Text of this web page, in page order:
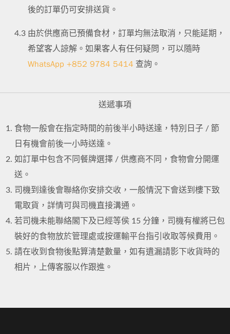
後的訂單仍可安排送貨。
4.3 由於供應商已預備食材，訂單均無法取消，只能延期，
希望客人諒解。如果客人有任何疑問，可以隨時
WhatsApp +852 9784 5414 查詢。
送遞事項
食物一般會在指定時間的前後半小時送達，特別日子 / 節
日有機會前後一小時送達。
如訂單中包含不同餐牌選擇 / 供應商不同，食物會分開運
送。
司機到達後會聯絡你安排交收，一般情況下會送到樓下致
電取貨，詳情可與司機直接溝通。
若司機未能聯絡閣下及已經等侯 15 分鐘，司機有權將已包
裝好的食物放於管理處或按運輸平台指引收取等候費用。
請在收到食物後點算清楚數量，如有遺漏請影下收貨時的
相片，上傳客服以作跟進。